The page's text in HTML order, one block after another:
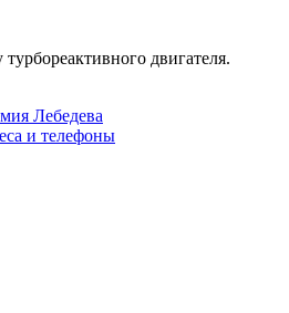
двигателя.
Лебедева
и телефоны